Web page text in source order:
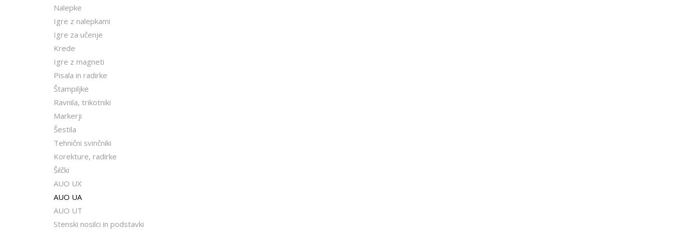
Nalepke
Igre z nalepkami
Igre za učenje
Krede
Igre z magneti
Pisala in radirke
Štampiljke
Ravnila, trikotniki
Markerji
Šestila
Tehnični svinčniki
Korekture, radirke
Šilčki
AUO UX
AUO UA
AUO UT
Stenski nosilci in podstavki